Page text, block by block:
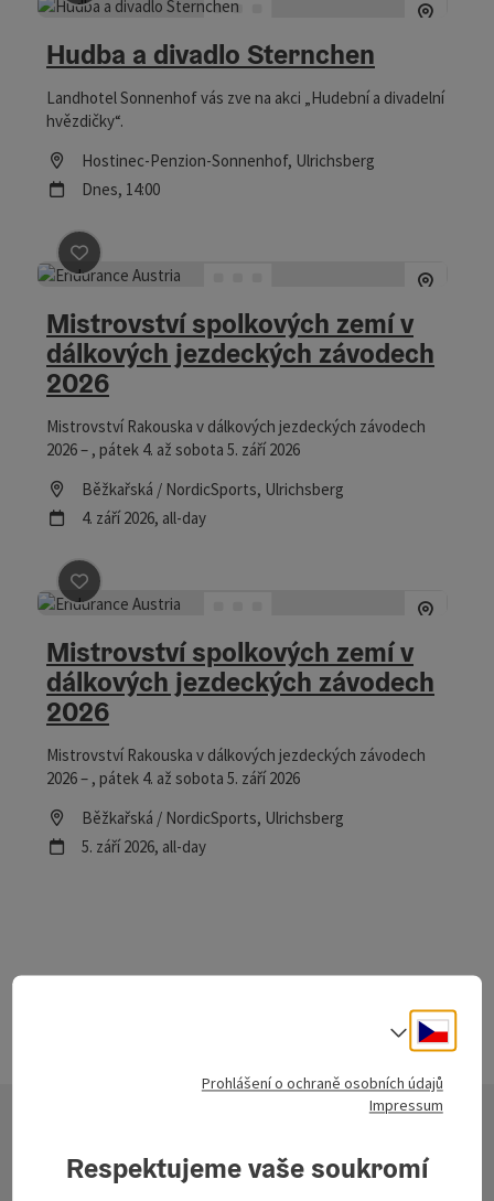
Označit příspěvek: Hudba a divadlo Sternchen
Hudba a divadlo Sternchen
Landhotel Sonnenhof vás zve na akci „Hudební a divadelní
hvězdičky“.
Lokace
Hostinec-Penzion-Sonnenhof, Ulrichsberg
další termín
Dnes, 14:00
Označit příspěvek : Mistrovství spolkových zemí v
Mistrovství spolkových zemí v
dálkových jezdeckých závodech
2026
Mistrovství Rakouska v dálkových jezdeckých závodech
2026 – , pátek 4. až sobota 5. září 2026
Lokace
Běžkařská / NordicSports, Ulrichsberg
další termín
4. září2026, all-day
Označit příspěvek : Mistrovství spolkových zemí v
Mistrovství spolkových zemí v
dálkových jezdeckých závodech
2026
Mistrovství Rakouska v dálkových jezdeckých závodech
2026 – , pátek 4. až sobota 5. září 2026
Lokace
Běžkařská / NordicSports, Ulrichsberg
další termín
5. září2026, all-day
Kontakt
Cesky
Volba
Prohlášení o ochraně osobních údajů
Impressum
Respektujeme vaše soukromí